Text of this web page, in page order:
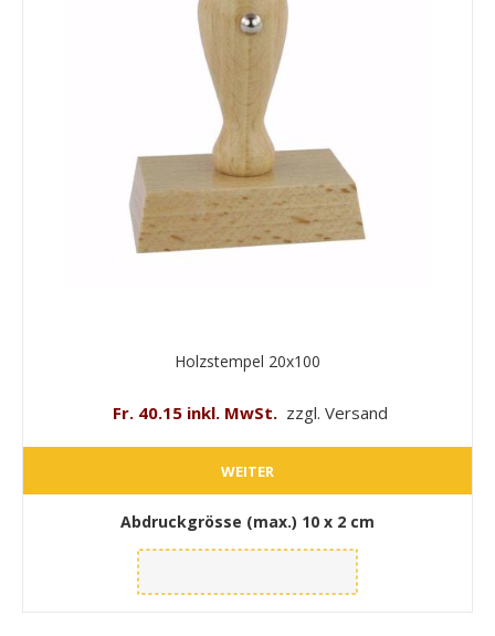
Holzstempel 20x100
Fr. 40.15 inkl. MwSt. zzgl. Versand
WEITER
Abdruckgrösse (max.) 10 x 2 cm